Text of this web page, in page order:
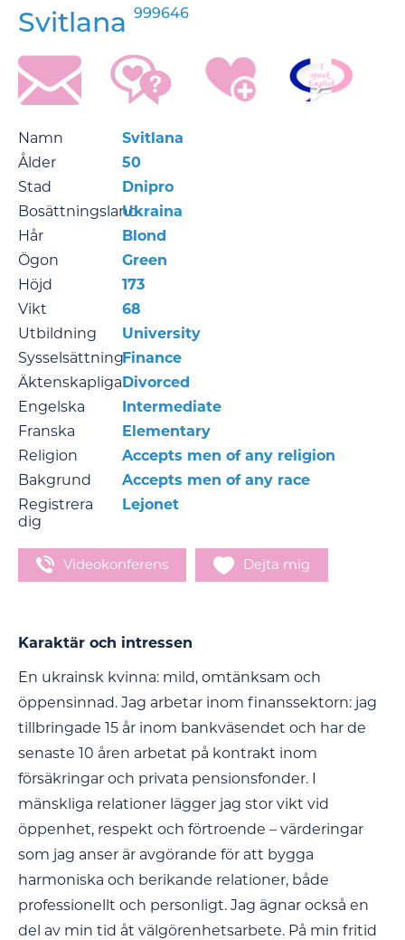
Svitlana 999646
Namn
Svitlana
Ålder
50
Stad
Dnipro
BosättningslandUkraina
Hår
Blond
Ögon
Green
Höjd
173
Vikt
68
Utbildning
University
SysselsättningFinance
ÄktenskapligaDivorced
Engelska
Intermediate
Franska
Elementary
Religion
Accepts men of any religion
Bakgrund
Accepts men of any race
Registrera
dig
Lejonet
Videokonferens Dejta mig
Karaktär och intressen
En ukrainsk kvinna: mild, omtänksam och
öppensinnad. Jag arbetar inom finanssektorn: jag
tillbringade 15 år inom bankväsendet och har de
senaste 10 åren arbetat på kontrakt inom
försäkringar och privata pensionsfonder. I
mänskliga relationer lägger jag stor vikt vid
öppenhet, respekt och förtroende – värderingar
som jag anser är avgörande för att bygga
harmoniska och berikande relationer, både
professionellt och personligt. Jag ägnar också en
del av min tid åt välgörenhetsarbete. På min fritid